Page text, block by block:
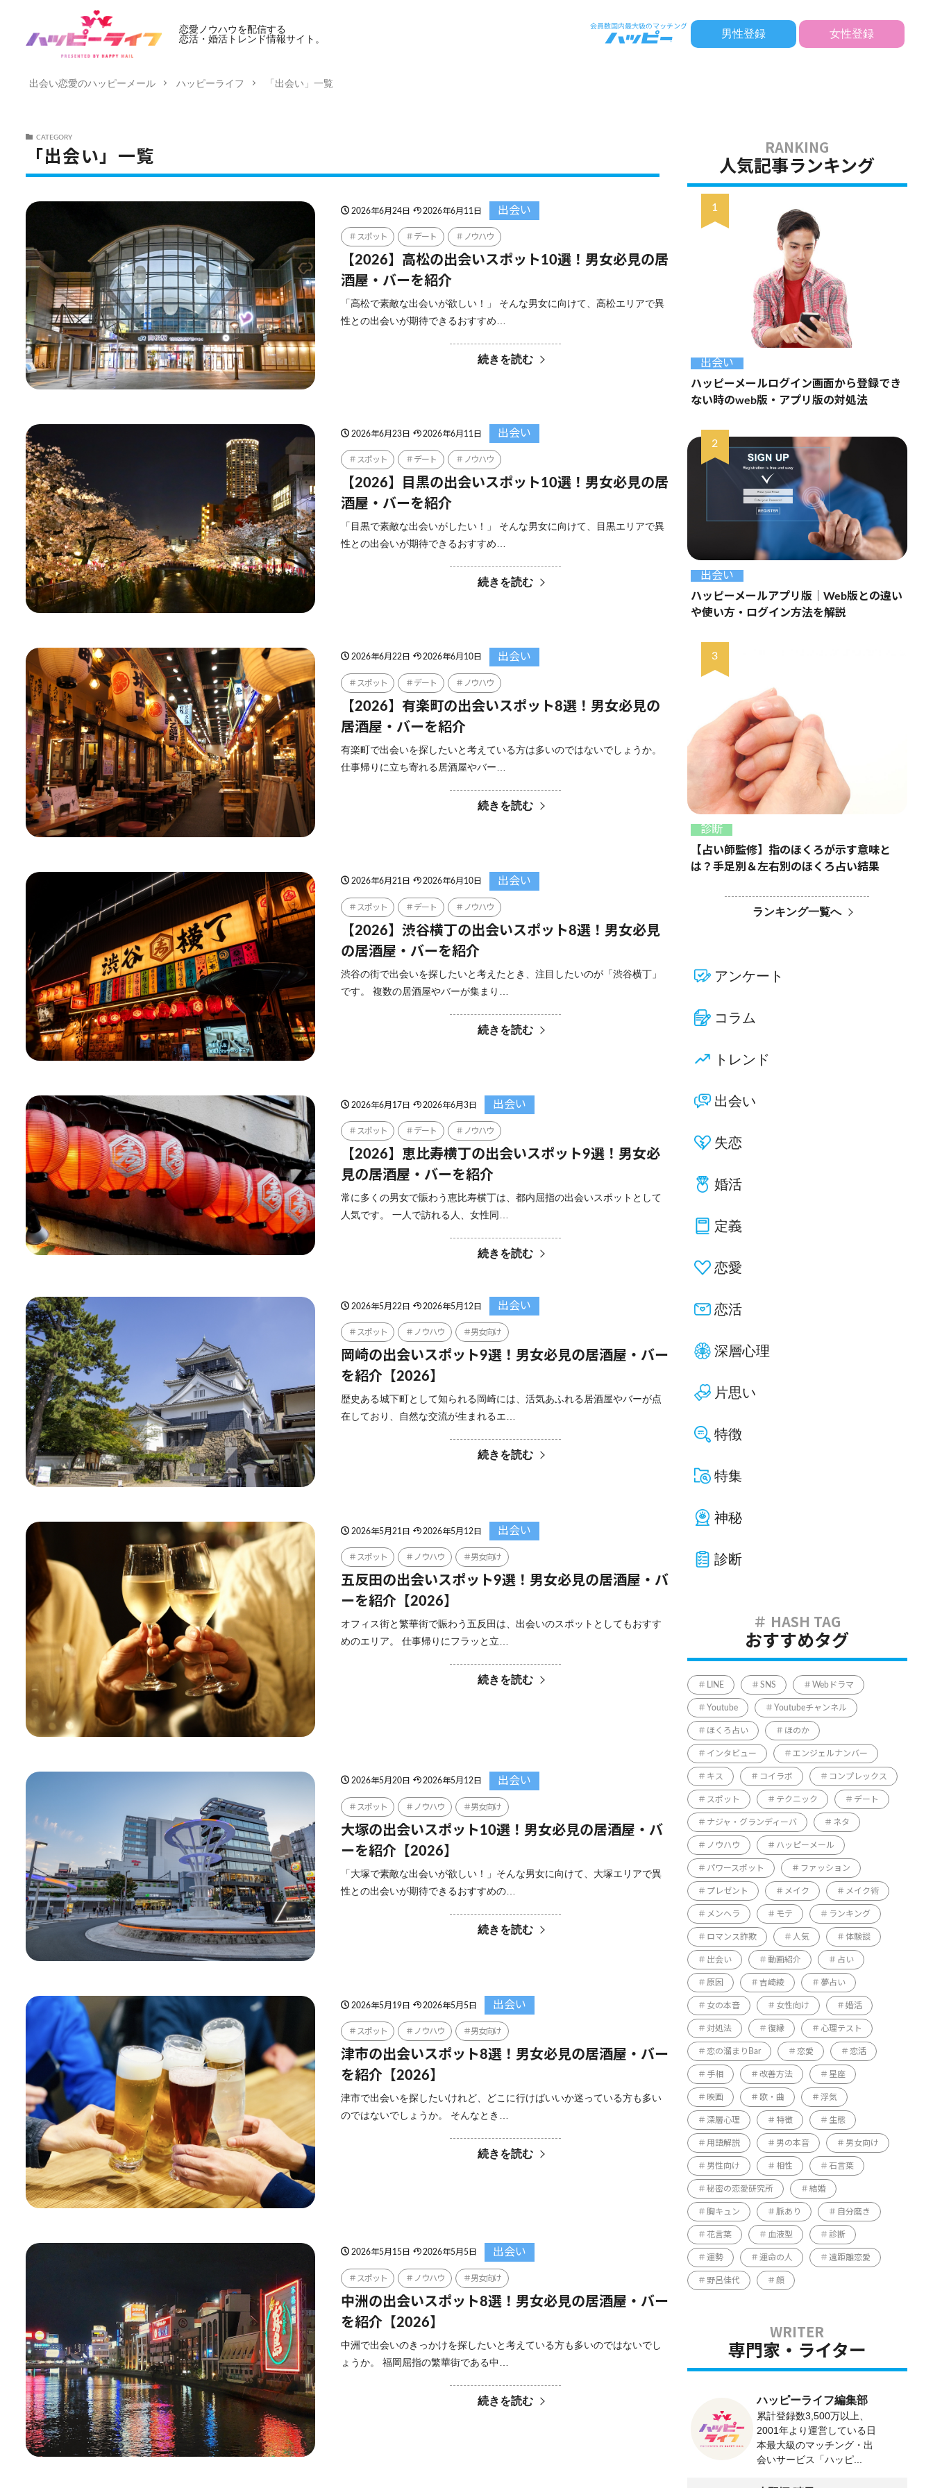
恋愛ノウハウを配信する
恋活・婚活トレンド情報サイト。
男性登録 女性登録
出会い恋愛のハッピーメール ハッピーライフ 「出会い」一覧
CATEGORY
「出会い」一覧
2026年6月24日 2026年6月11日 出会い
スポット デート ノウハウ
【2026】高松の出会いスポット10選！男女必見の居
酒屋・バーを紹介
「高松で素敵な出会いが欲しい！」 そんな男女に向けて、高松エリアで異
性との出会いが期待できるおすすめ…
続きを読む
2026年6月23日 2026年6月11日 出会い
スポット デート ノウハウ
【2026】目黒の出会いスポット10選！男女必見の居
酒屋・バーを紹介
「目黒で素敵な出会いがしたい！」 そんな男女に向けて、目黒エリアで異
性との出会いが期待できるおすすめ…
続きを読む
2026年6月22日 2026年6月10日 出会い
スポット デート ノウハウ
【2026】有楽町の出会いスポット8選！男女必見の
居酒屋・バーを紹介
有楽町で出会いを探したいと考えている方は多いのではないでしょうか。
仕事帰りに立ち寄れる居酒屋やバー…
続きを読む
2026年6月21日 2026年6月10日 出会い
スポット デート ノウハウ
【2026】渋谷横丁の出会いスポット8選！男女必見
の居酒屋・バーを紹介
渋谷の街で出会いを探したいと考えたとき、注目したいのが「渋谷横丁」
です。 複数の居酒屋やバーが集まり…
続きを読む
2026年6月17日 2026年6月3日 出会い
スポット デート ノウハウ
【2026】恵比寿横丁の出会いスポット9選！男女必
見の居酒屋・バーを紹介
常に多くの男女で賑わう恵比寿横丁は、都内屈指の出会いスポットとして
人気です。 一人で訪れる人、女性同…
続きを読む
2026年5月22日 2026年5月12日 出会い
スポット ノウハウ 男女向け
岡崎の出会いスポット9選！男女必見の居酒屋・バー
を紹介【2026】
歴史ある城下町として知られる岡崎には、活気あふれる居酒屋やバーが点
在しており、自然な交流が生まれるエ…
続きを読む
2026年5月21日 2026年5月12日 出会い
スポット ノウハウ 男女向け
五反田の出会いスポット9選！男女必見の居酒屋・バ
ーを紹介【2026】
オフィス街と繁華街で賑わう五反田は、出会いのスポットとしてもおすす
めのエリア。 仕事帰りにフラッと立…
続きを読む
2026年5月20日 2026年5月12日 出会い
スポット ノウハウ 男女向け
大塚の出会いスポット10選！男女必見の居酒屋・バ
ーを紹介【2026】
「大塚で素敵な出会いが欲しい！」そんな男女に向けて、大塚エリアで異
性との出会いが期待できるおすすめの…
続きを読む
2026年5月19日 2026年5月5日 出会い
スポット ノウハウ 男女向け
津市の出会いスポット8選！男女必見の居酒屋・バー
を紹介【2026】
津市で出会いを探したいけれど、どこに行けばいいか迷っている方も多い
のではないでしょうか。 そんなとき…
続きを読む
2026年5月15日 2026年5月5日 出会い
スポット ノウハウ 男女向け
中洲の出会いスポット8選！男女必見の居酒屋・バー
を紹介【2026】
中洲で出会いのきっかけを探したいと考えている方も多いのではないでし
ょうか。 福岡屈指の繁華街である中…
続きを読む
人気記事ランキング
出会い
ハッピーメールログイン画面から登録でき
ない時のweb版・アプリ版の対処法
出会い
ハッピーメールアプリ版｜Web版との違い
や使い方・ログイン方法を解説
診断
【占い師監修】指のほくろが示す意味と
は？手足別＆左右別のほくろ占い結果
ランキング一覧へ
アンケート
コラム
トレンド
出会い
失恋
婚活
定義
恋愛
恋活
深層心理
片思い
特徴
特集
神秘
診断
おすすめタグ
LINE SNS Webドラマ
Youtube Youtubeチャンネル
ほくろ占い ほのか
インタビュー エンジェルナンバー
キス コイラボ コンプレックス
スポット テクニック デート
ナジャ・グランディーバ ネタ
ノウハウ ハッピーメール
パワースポット ファッション
プレゼント メイク メイク術
メンヘラ モテ ランキング
ロマンス詐欺 人気 体験談
出会い 動画紹介 占い
原因 吉崎綾 夢占い
女の本音 女性向け 婚活
対処法 復縁 心理テスト
恋の溜まりBar 恋愛 恋活
手相 改善方法 星座
映画 歌・曲 浮気
深層心理 特徴 生態
用語解説 男の本音 男女向け
男性向け 相性 石言葉
秘密の恋愛研究所 結婚
胸キュン 脈あり 自分磨き
花言葉 血液型 診断
運勢 運命の人 遠距離恋愛
野呂佳代 顔
専門家・ライター
ハッピーライフ編集部
累計登録数3,500万以上、
2001年より運営している日
本最大級のマッチング・出
会いサービス「ハッピ...